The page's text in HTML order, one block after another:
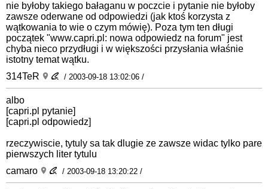
nie byłoby takiego bałaganu w poczcie i pytanie nie byłoby
zawsze oderwane od odpowiedzi (jak ktoś korzysta z
wątkowania to wie o czym mówię). Poza tym ten długi
początek "www.capri.pl: nowa odpowiedz na forum" jest
chyba nieco przydługi i w większości przysłania właśnie
istotny temat wątku.
314TeR
/ 2003-09-18 13:02:06 /
albo
[capri.pl pytanie]
[capri.pl odpowiedz]
rzeczywiscie, tytuly sa tak dlugie ze zawsze widac tylko pare
pierwszych liter tytulu
camaro
/ 2003-09-18 13:20:22 /